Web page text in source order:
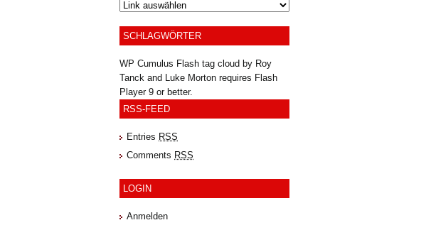
SCHLAGWÖRTER
WP Cumulus Flash tag cloud by Roy
Tanck and Luke Morton requires Flash
Player9 or better.
RSS-FEED
Entries RSS
Comments RSS
LOGIN
Anmelden